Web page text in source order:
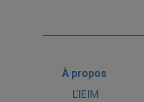
À propos
L’IEIM